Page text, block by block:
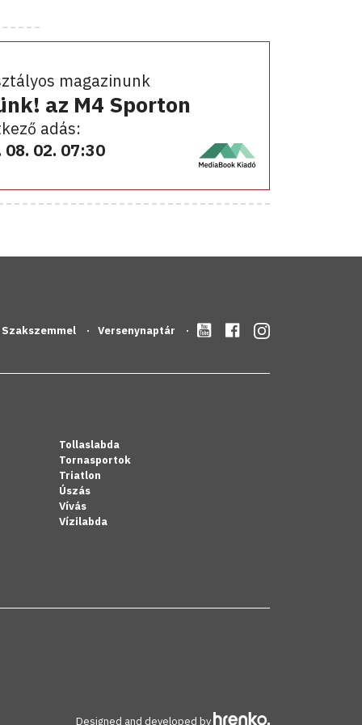
magazinunk
az M4 Sporton
adás:
08. 02. 07:30
Szakszemmel Versenynaptár
Tollaslabda
Tornasportok
Triatlon
Úszás
Vívás
Vízilabda
Designed and developed by